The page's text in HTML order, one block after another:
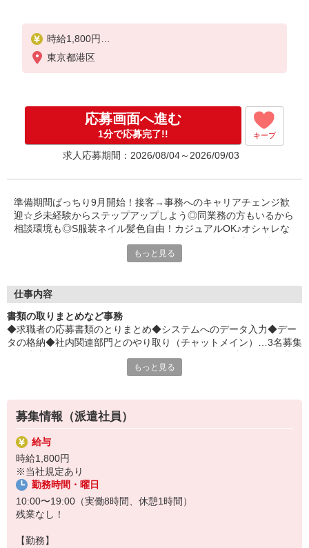
時給1,800円
※当社規定あり
東京都港区
応募画面へ進む
1分で応募完了!! キープ
求人応募期間：2026/08/04～2026/09/03
準備期間ばっちり9月開始！接客→事務へのキャリアチェンジ歓
迎☆彡未経験からステップアップしよう◎同業務の方もいるから
相談環境も◎S服装ネイル髪色自由！カジュアルOK♪オシャレな
「応募するか悩む…」
そんな方も安心してご応募ください。
しっかりお話を聞いて頂いてから
選考に進むかどうか考えていただけます◎
▼下記に当てはまる方、ぜひ一度ご連絡ください▼
・残業が少ない仕事に転職したい
・結婚を機に働き方を変えたい
・出産後も働ける仕事に就きたい
・資格を活かして働きたい
・資格はないけど働ける仕事を見つけたい
もっと見る
仕事内容
書類の取りまとめなど事務
◆求職者の応募書類のとりまとめ◆システムへのデータ入力◆デー
タの格納◆社内関連部門とのやり取り（チャットメイン）…3名募集
もっと見る
募集情報（派遣社員）
給与
時給1,800円
※当社規定あり
勤務時間・曜日
10:00〜19:00（実働8時間、休憩1時間）
残業なし！
【勤務】